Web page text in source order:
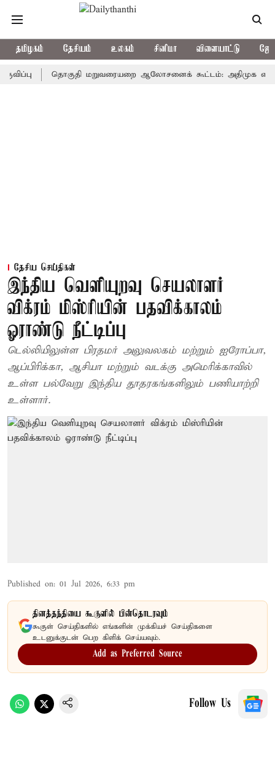
தமிழகம் தேசியம் உலகம் சினிமா விளையாட்டு
தொகுதி மறுவரையறை ஆலோசனைக் கூட்டம்: அதிமுக எம்பிக்கள்
தேசிய செய்திகள்
இந்திய வெளியுறவு செயலாளர்
விக்ரம் மிஸ்ரியின் பதவிக்காலம்
ஓராண்டு நீட்டிப்பு
டெல்லியிலுள்ள பிரதமர் அலுவலகம் மற்றும் ஐரோப்பா,
ஆப்பிரிக்கா, ஆசியா மற்றும் வடக்கு அமெரிக்காவில்
உள்ள பல்வேறு இந்திய தூதரகங்களிலும் பணியாற்றி
உள்ளார்.
Published on: 01 Jul 2026, 6:33 pm
தினத்தந்தியை கூகுளில் பின்தொடரவும்
கூகுள் செய்திகளில் எங்களின் முக்கியச் செய்திகளை
உடனுக்குடன் பெற கிளிக் செய்யவும்.
Add as Preferred Source
Follow Us